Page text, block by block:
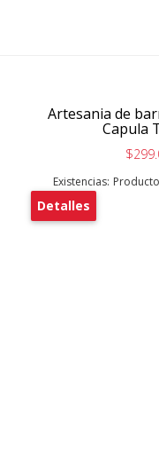
Artesania de
Capula
Existencias:
Detalles